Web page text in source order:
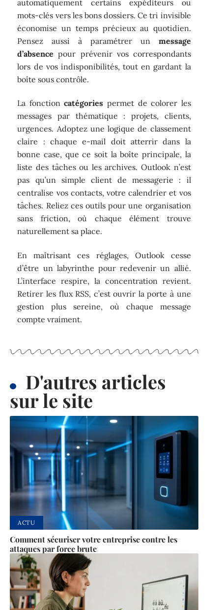
automatiquement certains expéditeurs ou
mots-clés vers les bons dossiers. Ce tri invisible
économise un temps précieux au quotidien.
Pensez aussi à paramétrer un message
d’absence pour prévenir vos correspondants
lors de vos indisponibilités, tout en gardant la
boîte sous contrôle.
La fonctioncatégories permet de colorer les
messages par thématique : projets, clients,
urgences. Adoptez une logique de classement
claire : chaque e-mail doit atterrir dans la
bonne case, que ce soit la boîte principale, la
liste des tâches ou les archives. Outlook n’est
pas qu’un simple client de messagerie : il
centralise vos contacts, votre calendrier et vos
tâches. Reliez ces outils pour une organisation
sans friction, où chaque élément trouve
naturellement sa place.
En maîtrisant ces réglages, Outlook cesse
d’être un labyrinthe pour redevenir un allié.
L’interface respire, la concentration revient.
Retirer les flux RSS, c’est ouvrir la porte à une
gestion plus sereine, où chaque message
compte vraiment.
D'autres articles
sur le site
ACTU
Comment sécuriser votre entreprise contre les
attaques par force brute